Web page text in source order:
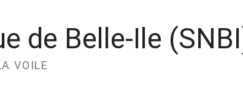
de Belle-Ile
VOILE